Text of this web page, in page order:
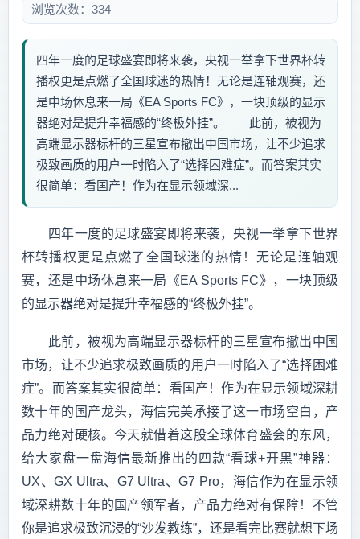
浏览次数：334
四年一度的足球盛宴即将来袭，央视一举拿下世界杯转
播权更是点燃了全国球迷的热情！无论是连轴观赛，还
是中场休息来一局《EA Sports FC》，一块顶级的显示
器绝对是提升幸福感的“终极外挂”。 此前，被视为
高端显示器标杆的三星宣布撤出中国市场，让不少追求
极致画质的用户一时陷入了“选择困难症”。而答案其实
很简单：看国产！作为在显示领域深...
四年一度的足球盛宴即将来袭，央视一举拿下世界
杯转播权更是点燃了全国球迷的热情！无论是连轴观
赛，还是中场休息来一局《EA Sports FC》，一块顶级
的显示器绝对是提升幸福感的“终极外挂”。
此前，被视为高端显示器标杆的三星宣布撤出中国
市场，让不少追求极致画质的用户一时陷入了“选择困难
症”。而答案其实很简单：看国产！作为在显示领域深耕
数十年的国产龙头，海信完美承接了这一市场空白，产
品力绝对硬核。今天就借着这股全球体育盛会的东风，
给大家盘一盘海信最新推出的四款“看球+开黑”神器：
UX、GX Ultra、G7 Ultra、G7 Pro，海信作为在显示领
域深耕数十年的国产领军者，产品力绝对有保障！不管
你是追求极致沉浸的“沙发教练”，还是看完比赛就想下场